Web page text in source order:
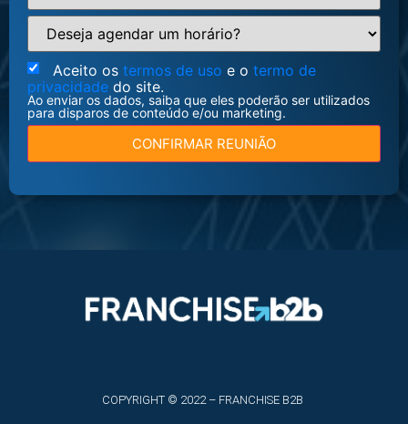
Aceito os termos de uso e o termo de
privacidade do site.
Ao enviar os dados, saiba que eles poderão ser utilizados
para disparos de conteúdo e/ou marketing.
CONFIRMAR REUNIÃO
COPYRIGHT © 2022 – FRANCHISE B2B